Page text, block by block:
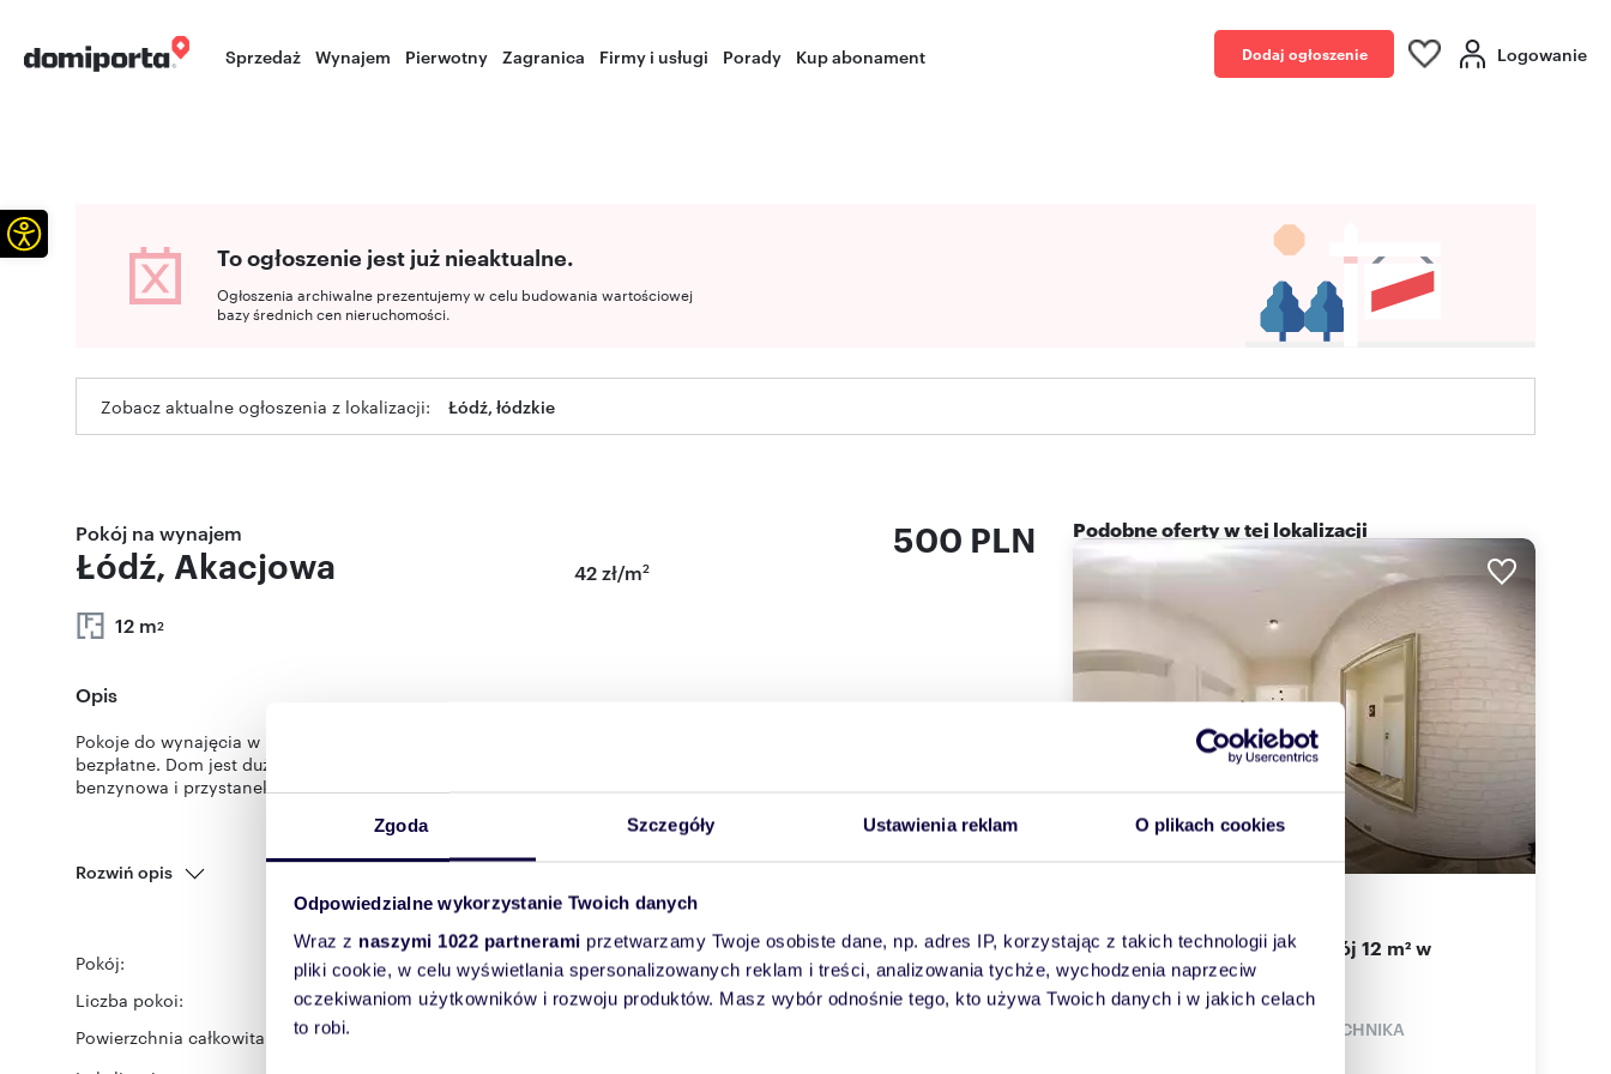
Zgoda Szczegóły Ustawienia reklam O plikach cookies
Odpowiedzialne wykorzystanie Twoich danych
Wraz z naszymi 1022 partnerami przetwarzamy Twoje osobiste dane, np. adres IP, korzystając z takich technologii jak
pliki cookie, w celu wyświetlania spersonalizowanych reklam i treści, analizowania tychże, wychodzenia naprzeciw
oczekiwaniom użytkowników i rozwoju produktów. Masz wybór odnośnie tego, kto używa Twoich danych i w jakich celach
to robi.
Sprzedaż Wynajem Pierwotny Zagranica Firmy i usługi Porady Kup abonament Dodaj ogłoszenie Logowanie
To ogłoszenie jest już nieaktualne.
Ogłoszenia archiwalne prezentujemy w celu budowania wartościowej
bazy średnich cen nieruchomości.
Zobacz aktualne ogłoszenia z lokalizacji: Łódź, łódzkie
Pokój na wynajem
Łódź, Akacjowa
12 m2
500 PLN
42 zł/m2
Opis
Pokoje do wynajęcia w Rosanowie, 15 km od Łodzi. Jeden pokój pomieści 5 osób. Cena za łóżko to 500 zł. Media
bezpłatne. Dom jest duży, trzypiętrowy, z dwiema kuchniami i trzema łazienkami. Sklep spożywczy, apteka, stacja
benzynowa i przystanek autobusowy znajdują się w odległości 10 minut. W pobliżu czyste powietrze i las.
Rozwiń opis
Pokój: na wynajem
Liczba pokoi: 2
Powierzchnia całkowita: 12 m
Podobne oferty w tej lokalizacji
Polecam nowoczesny pokój 12 m² w
centrum Łodzi
630 zł/mc
pokój Łódź, Śródmieście, PRÓCHNIKA
Otwórz pasek narzędzi